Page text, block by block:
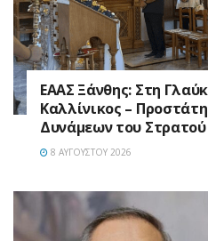
EAAΣ Ξάνθης: Στη
Καλλίνικος –
Δυνάμεων του Στρατού
8 ΑΥΓΟΎΣΤΟΥ 2026